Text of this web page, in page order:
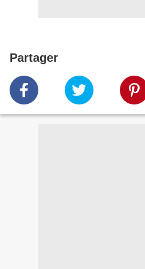
Partager